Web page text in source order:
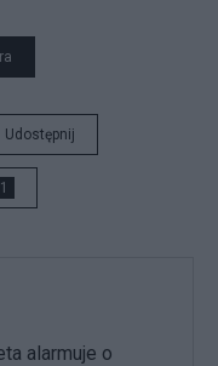
Udostępnij
1
alarmuje o